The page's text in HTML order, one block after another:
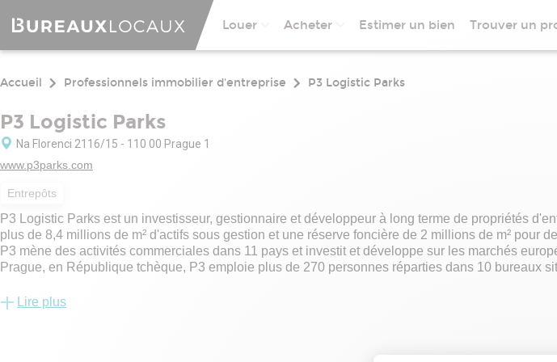
Louer Acheter Estimer un bien Trouver un
Accueil Professionnels immobilier d'entreprise P3 Logistic Parks
P3 Logistic Parks
Na Florenci 2116/15 - 110 00 Prague 1
www.p3parks.com
Entrepôts
P3 Logistic Parks est un investisseur, gestionnaire et développeur à long terme de propriétés
plus de 8,4 millions de m² d'actifs sous gestion et une réserve foncière de 2 millions de m² pour
P3 mène des activités commerciales dans 11 pays et investit et développe sur les marchés
Prague, en République tchèque, P3 emploie plus de 270 personnes réparties dans 10 bureaux
Lire plus